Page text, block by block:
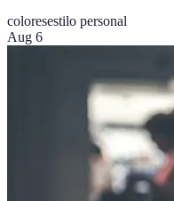
coloresestilo personal
Aug 6